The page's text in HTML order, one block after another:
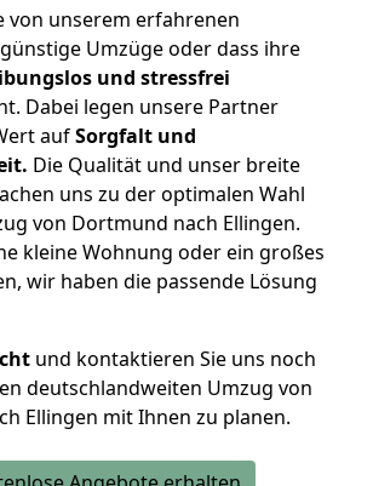
von unserem erfahrenen
Umzüge oder dass ihre
und stressfrei
Dabei legen unsere Partner
aufSorgfalt und
Die Qualität und unser breite
uns zu der optimalen Wahl
von Dortmund nach Ellingen.
kleine Wohnung oder ein großes
wir haben die passende Lösung
und kontaktieren Sie uns noch
deutschlandweiten Umzug von
Ellingen mit Ihnen zu planen.